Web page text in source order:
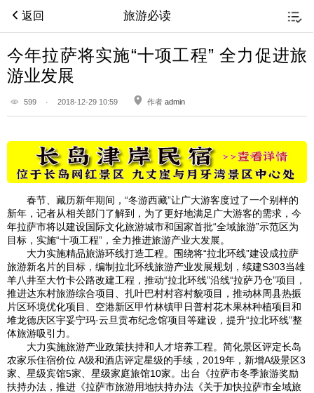
返回 旅游必读
今年拉萨将实施“十项工程” 全力促进旅
游业发展
599 · 2018-12-29 10:59 作者 admin
春节、藏历新年期间，“冬游西藏”让广大游客度过了一个别样的
新年，记者从相关部门了解到，为了更好地满足广大游客的需求，今
年拉萨市将以建设国际文化旅游城市和国家首批“全域旅游”示范区为
目标，实施“十项工程”，全力推进旅游产业大发展。
大力实施精品旅游环线打造工程。围绕将“拉北环线”建设成拉萨
旅游新名片的目标，编制拉北环线旅游产业发展规划，续建S303当雄
羊八井至大竹卡公路改建工程，推动“拉北环线”沿线“拉萨乃仓”项目，
推进达东村旅游综合项目、扎叶巴村村容村貌项目，推动林周县热振
片区环境优化项目、空港新区甲竹林镇甲日普村花木果林种植项目和
堆龙德庆区宇妥宁玛·云旦贡布纪念馆项目等建设，提升“拉北环线”整
体旅游吸引力。
大力实施旅游产业政策扶持和人才培养工程。简化景区评定长岛
农家乐住宿价位 A级和酒店评定星级的手续，2019年，新增A级景区3
家、星级宾馆5家、星级家庭旅馆10家。出台《拉萨市冬季旅游奖励
扶持办法，推进《拉萨市旅游用地扶持办法《关于加快拉萨市全域旅